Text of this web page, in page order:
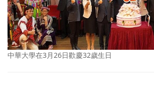
中華大學在3月26日歡慶32歲生日